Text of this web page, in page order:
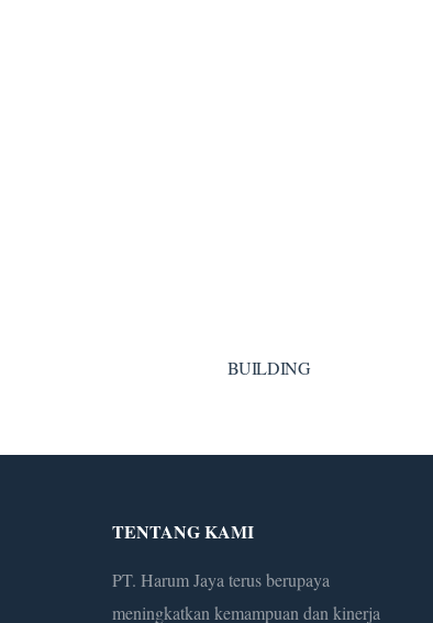
BUILDING
TENTANG KAMI
PT. Harum Jaya terus berupaya
meningkatkan kemampuan dan kinerja